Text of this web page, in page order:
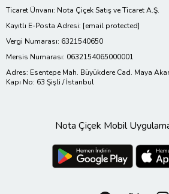
Ticaret Ünvanı: Nota Çiçek Satış ve Ticaret A.Ş.
Kayıtlı E-Posta Adresi: [email protected]
Vergi Numarası: 6321540650
Mersis Numarası: 0632154065000001
Adres: Esentepe Mah. Büyükdere Cad. Maya
Kapı No: 63 Şişli / İstanbul
Nota Çiçek Mobil